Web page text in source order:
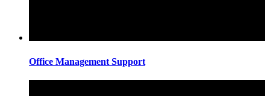
Office Management Support